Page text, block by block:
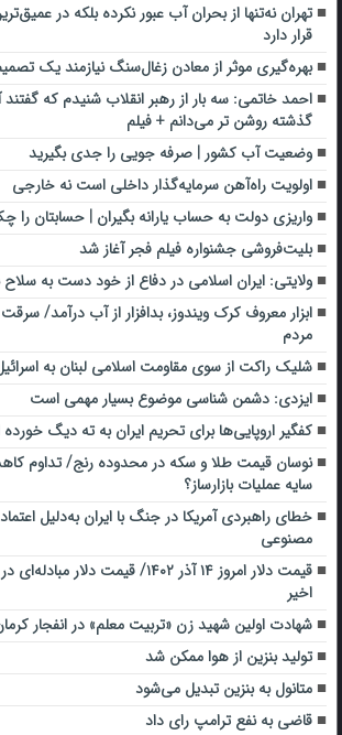
تهران نه‌تنها از بحران آب عبور نکرده بلکه در
قرار دارد
بهره‌گیری موثر از معادن زغال‌سنگ نیازمند یک
احمد خاتمی: سه بار از رهبر انقلاب شنیدم که گفتند
گذشته روشن تر می‌دانم + فیلم
وضعیت آب کشور | صرفه جویی را جدی بگیرید
اولویت راه‌آهن سرمایه‌گذار داخلی است نه خارجی
واریزی دولت به حساب یارانه بگیران | حسابتان را
بلیت‌فروشی جشنواره فیلم فجر آغاز شد
ولایتی: ایران اسلامی در دفاع از خود دست به
مردم
شلیک راکت از سوی مقاومت اسلامی لبنان به اسرائیل
ایزدی: دشمن شناسی موضوع بسیار مهمی است
کفگیر اروپایی‌ها برای تحریم ایران به ته دیگ
نوسان قیمت طلا و سکه در محدوده رنج/ تداوم
سایه عملیات بازارساز؟
خطای راهبردی آمریکا در جنگ با ایران به‌دلیل
مصنوعی
اخیر
شهادت اولین شهید زن «تربیت معلم» در انفجار
تولید بنزین از هوا ممکن شد
متانول به بنزین تبدیل می‌شود
قاضی به نفع ترامپ رای داد